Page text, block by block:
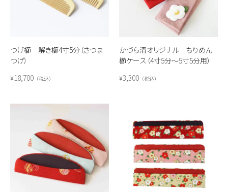
つげ櫛 解き櫛4寸5分（さつま
つげ）
¥18,700 税込
かづら清オリジナル ちりめん
櫛ケース（4寸5分～5寸5分用）
¥3,300 税込